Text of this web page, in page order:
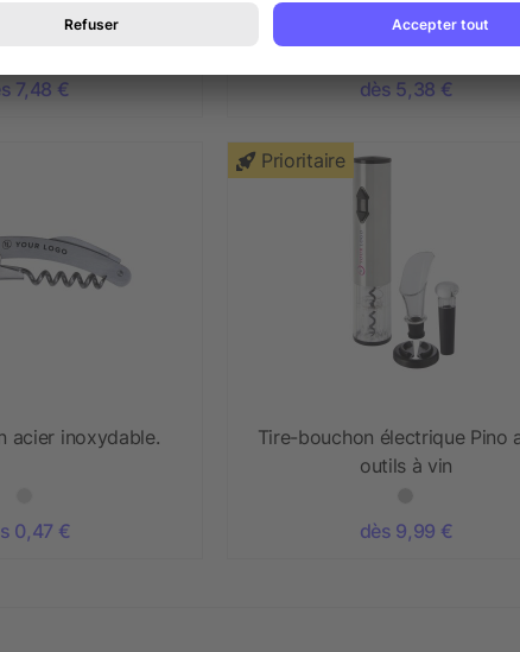
7,48 € dès 5,38 €
acier inoxydable.
0,47 €
Prioritaire
Tire-bouchon électrique Pino
outils à vin
dès 9,99 €